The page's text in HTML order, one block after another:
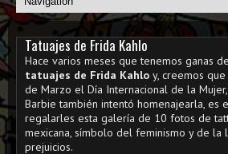
Tatuajes de Frida Kahlo
Hace varios meses que tenemos ganas
tatuajes de Frida Kahlo y, creemos
de Marzo el Día Internacional de la
Barbie también intentó homenajearla, es
regalarles esta galería de 10 fotos de
mexicana, símbolo del feminismo y de la
prejuicios.